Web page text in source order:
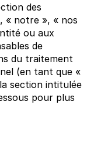
des
« notre », « nos
ou aux
de
du traitement
(en tant que «
section intitulée
pour plus